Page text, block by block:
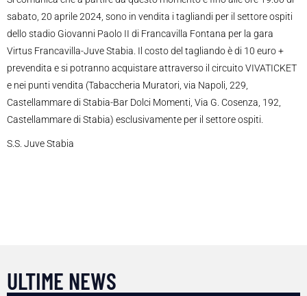
sabato, 20 aprile 2024, sono in vendita i tagliandi per il settore ospiti
dello stadio Giovanni Paolo II di Francavilla Fontana per la gara
Virtus Francavilla-Juve Stabia. Il costo del tagliando è di 10 euro +
prevendita e si potranno acquistare attraverso il circuito VIVATICKET
e nei punti vendita (Tabaccheria Muratori, via Napoli, 229,
Castellammare di Stabia-Bar Dolci Momenti, Via G. Cosenza, 192,
Castellammare di Stabia) esclusivamente per il settore ospiti.
S.S. Juve Stabia
ULTIME NEWS